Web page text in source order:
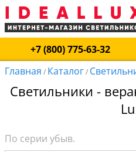
+7 (800) 775-63-32
Главная / Каталог/
Светильники -